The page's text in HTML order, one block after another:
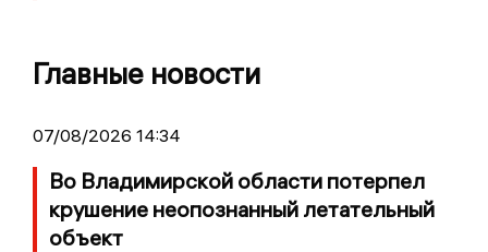
Главные новости
07/08/2026 14:34
Во Владимирской области потерпел
крушение неопознанный летательный
объект